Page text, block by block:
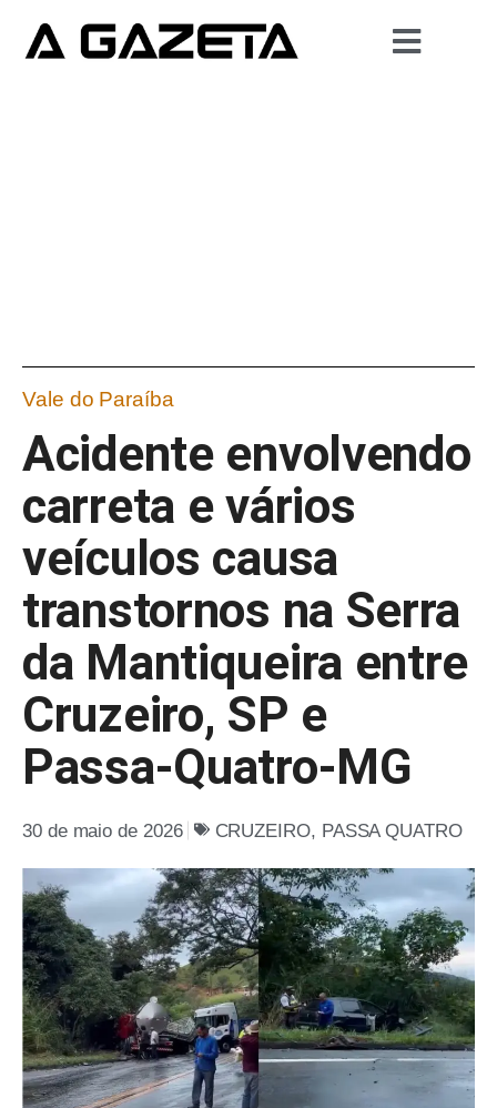
Vale do Paraíba
Acidente envolvendo
carreta e vários
veículos causa
transtornos na Serra
da Mantiqueira entre
Cruzeiro, SP e
Passa-Quatro-MG
30 de maio de 2026 CRUZEIRO, PASSA QUATRO